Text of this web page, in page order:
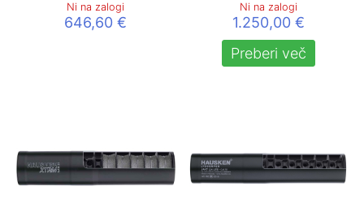
Ni na zalogi
646,60€
Ni na zalogi
1.250,00 €
Preberi več